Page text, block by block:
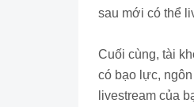
sau mới có thể
Cuối cùng, tài
có bạo lực,
livestream của